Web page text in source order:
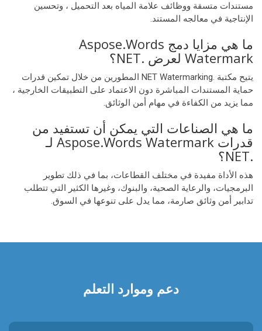
مستندات متسقة ووظائف علامة المياه بعد التحميل ، وتحسين
الإنتاجية في معالجه المستند.
ما هي مزايا دمج Aspose.Words
Watermark لعرض .NET؟
يتيح مكتبة .NET Watermarking المطورين من خلال تمكين قدرات
حماية المستندات المباشرة دون الاعتماد على التطبيقات الخارجية ،
مما يزيد من الكفاءة في مهام أمن الوثائق.
ما هي الصناعات التي يمكن أن تستفيد من
قدرات Aspose.Words Watermark لـ
.NET؟
هذه الأداة مفيدة في مختلف القطاعات، بما في ذلك تطوير
البرمجيات، والرعاية الصحية، والبنوك، وغيرها الكثير التي تتطلب
تدابير أمن وثائق صارمة، مما يدل على تنوعها في السوق.
دعم وموارد التعلم